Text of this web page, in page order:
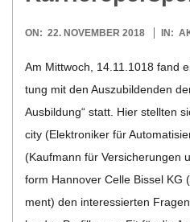
O
R
E
-
G
2018-
ON: 22. NOVEMBER 2018 IN:
Am Mitt­woch, 14.11.1018 fand
tung mit den Aus­zu­bil­den­den
Aus­bil­dung“ statt. Hier stell­ten
city (Elek­tro­ni­ker für
(Kauf­mann für Ver­si­che­run­gen
form Han­no­ver Celle Bis­sel
ment) den inter­es­sier­ten